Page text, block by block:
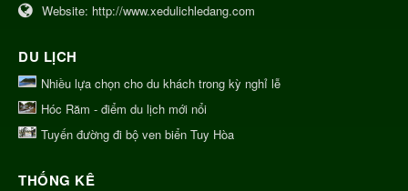
Website: http://www.xedulichledang.com
DU LỊCH
Nhiều lựa chọn cho du khách trong kỳ nghỉ lễ
Hóc Răm - điểm du lịch mới nổi
Tuyến đường đi bộ ven biển Tuy Hòa
THỐNG KÊ